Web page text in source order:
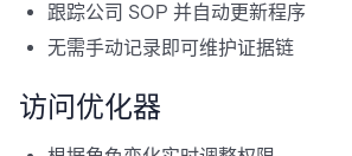
跟踪公司 SOP 并自动更新程序
无需手动记录即可维护证据链
访问优化器